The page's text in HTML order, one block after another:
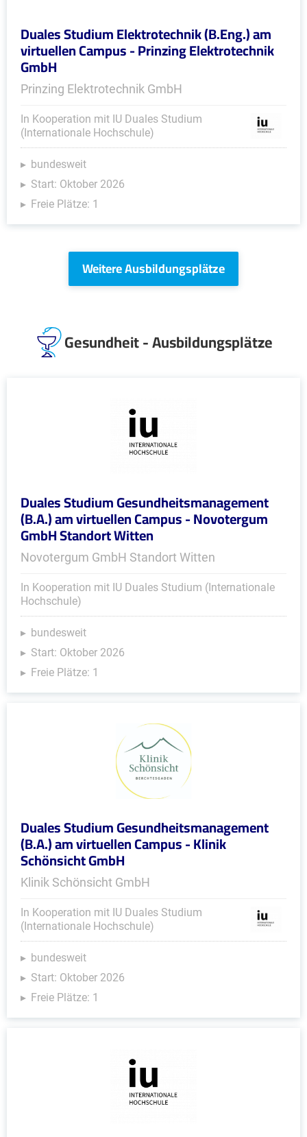
Duales Studium Elektrotechnik (B.Eng.) am
virtuellen Campus - Prinzing Elektrotechnik
GmbH
Prinzing Elektrotechnik GmbH
In Kooperation mit IU Duales Studium
(Internationale Hochschule)
bundesweit
Start: Oktober 2026
Freie Plätze: 1
Weitere Ausbildungsplätze
Gesundheit - Ausbildungsplätze
Duales Studium Gesundheitsmanagement
(B.A.) am virtuellen Campus - Novotergum
GmbH Standort Witten
Novotergum GmbH Standort Witten
In Kooperation mit IU Duales Studium (Internationale
Hochschule)
bundesweit
Start: Oktober 2026
Freie Plätze: 1
Duales Studium Gesundheitsmanagement
(B.A.) am virtuellen Campus - Klinik
Schönsicht GmbH
Klinik Schönsicht GmbH
In Kooperation mit IU Duales Studium
(Internationale Hochschule)
bundesweit
Start: Oktober 2026
Freie Plätze: 1